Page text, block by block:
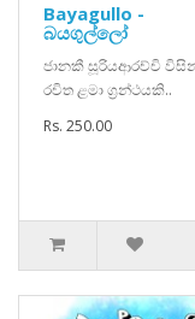
Bayagullo -
බයගුල්ලෝ
ජානකී සූරියආරච්චි
රචිත ළමා ග්‍රන්ථයකි..
Rs. 250.00